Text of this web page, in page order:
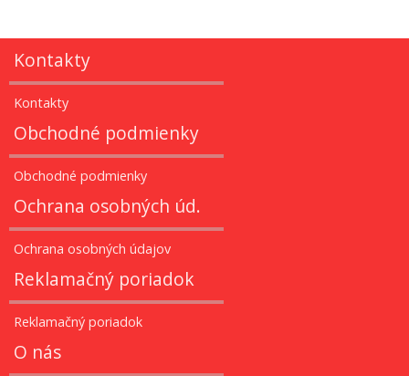
Kontakty
Kontakty
Obchodné podmienky
Obchodné podmienky
Ochrana osobných úd.
Ochrana osobných údajov
Reklamačný poriadok
Reklamačný poriadok
O nás